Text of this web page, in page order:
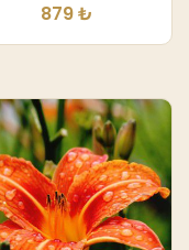
879 ₺